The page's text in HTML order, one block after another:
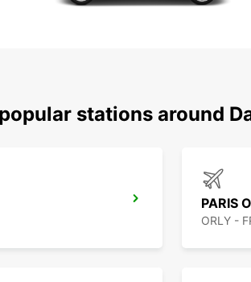
stations around
PARIS
ORLY -